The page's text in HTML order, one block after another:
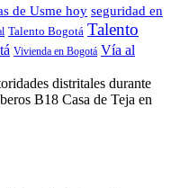
de Usme hoy seguridad en
Talento Bogotá Talento
Vivienda en Bogotá Vía al